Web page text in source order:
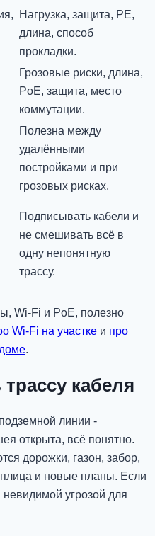
Нагрузка, защита, PE,
длина, способ
прокладки.
Грозовые риски, длина,
PoE, защита, место
коммутации.
Полезна между
удалёнными
постройками и при
грозовых рисках.
Подписывать кабели и
не смешивать всё в
одну непонятную
трассу.
Wi-Fi и PoE, полезно
Wi-Fi на участке и про
.
кабеля
линии -
открыта, всё понятно.
дорожки, газон, забор,
и новые планы. Если
невидимой угрозой для